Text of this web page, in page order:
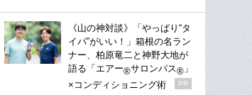
《山の神対談》「やっぱり“タ
イパ”がいい！」箱根の名ラン
ナー、柏原竜二と神野大地が
語る「エアー®サロンパス® 」
×コンディショニング術
PR